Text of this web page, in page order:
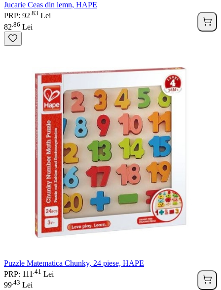
Jucarie Ceas din lemn, HAPE
PRP: 92 83 Lei
82 86 Lei
Puzzle Matematica Chunky, 24 piese, HAPE
PRP: 111 41 Lei
99 43 Lei